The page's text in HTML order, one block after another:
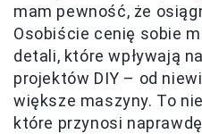
mam pewność, że
Osobiście cenię sobie
detali, które wpływają
projektów DIY – od
większe maszyny. To
które przynosi